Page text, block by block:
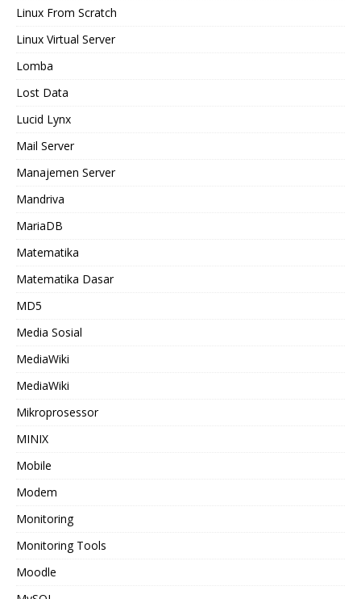
Linux From Scratch
Linux Virtual Server
Lomba
Lost Data
Lucid Lynx
Mail Server
Manajemen Server
Mandriva
MariaDB
Matematika
Matematika Dasar
MD5
Media Sosial
MediaWiki
MediaWiki
Mikroprosessor
MINIX
Mobile
Modem
Monitoring
Monitoring Tools
Moodle